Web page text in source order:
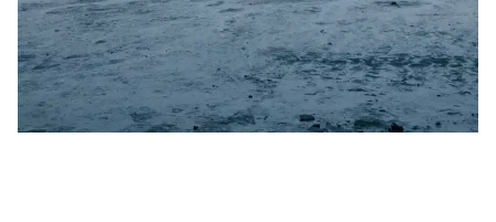
De l’autre côté du Blavet enfin, ne manquez pas la
citadelle de Port-Louiset l’incontournable musée de
la Compagnie des Indes. Tout à côté, les enfants
apprécieront le mini-golf de la citadelle ! Vous
pourrez terminer votre visite par la Grande